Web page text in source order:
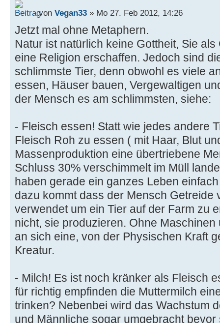
von Vegan33 » Mo 27. Feb 2012, 14:26
Jetzt mal ohne Metaphern.
Natur ist natürlich keine Gottheit, Sie
eine Religion erschaffen. Jedoch sind
schlimmste Tier, denn obwohl es viele
essen, Häuser bauen, Vergewaltigen
der Mensch es am schlimmsten, siehe:
- Fleisch essen! Statt wie jedes andere
Fleisch Roh zu essen ( mit Haar, Blut
Massenproduktion eine übertriebene
Schluss 30% verschimmelt im Müll
haben gerade ein ganzes Leben
dazu kommt dass der Mensch Getreide
verwendet um ein Tier auf der Farm zu
nicht, sie produzieren. Ohne
an sich eine, von der Physischen Kraft
Kreatur.
- Milch! Es ist noch kränker als Fleisch
für richtig empfinden die Muttermilch
trinken? Nebenbei wird das Wachstum
und Männliche sogar umgebracht